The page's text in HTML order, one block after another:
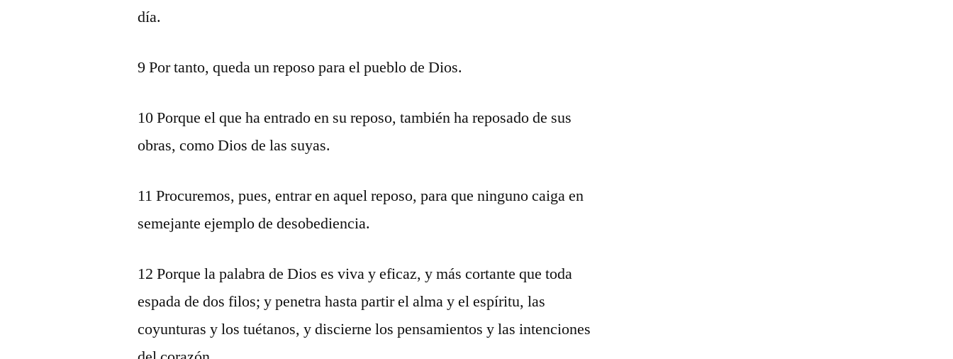
día.
9 Por tanto, queda un reposo para el pueblo de Dios.
10 Porque el que ha entrado en su reposo, también ha reposado de sus
obras, como Dios de las suyas.
11 Procuremos, pues, entrar en aquel reposo, para que ninguno caiga en
semejante ejemplo de desobediencia.
12 Porque la palabra de Dios es viva y eficaz, y más cortante que toda
espada de dos filos; y penetra hasta partir el alma y el espíritu, las
coyunturas y los tuétanos, y discierne los pensamientos y las intenciones